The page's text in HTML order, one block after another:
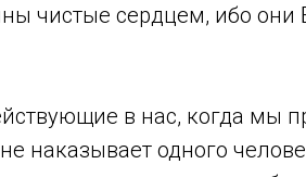
чистые сердцем, ибо они
в нас, когда мы
наказывает одного